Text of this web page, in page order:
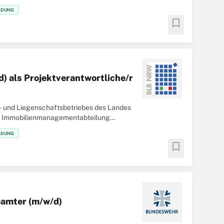
bookmark
als Projektverantwortliche/r
Liegenschaftsbetriebes des Landes
bookmark
(m/w/d)